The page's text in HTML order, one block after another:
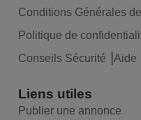
Conditions Générales
Politique de
Conseils Sécurité
Aide
Liens utiles
Publier une annonce